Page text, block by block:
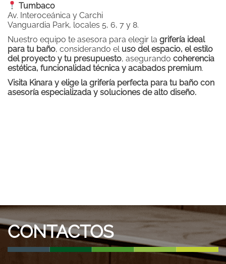
Tumbaco
Av. Interoceánica y Carchi
Vanguardia Park, locales 5, 6, 7 y 8.
Nuestro equipo te asesora para elegir la grifería ideal
para tu baño, considerando el uso del espacio, el estilo
del proyecto y tu presupuesto, asegurando coherencia
estética, funcionalidad técnica y acabados premium.
Visita Kinara y elige la grifería perfecta para tu baño con
asesoría especializada y soluciones de alto diseño.
CONTACTOS